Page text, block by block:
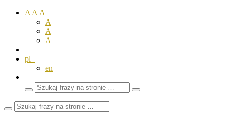
A A A
A
A
A
pl
en
Wyszukaj
frazy
Zamknij